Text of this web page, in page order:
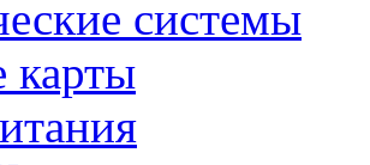
системы
карты